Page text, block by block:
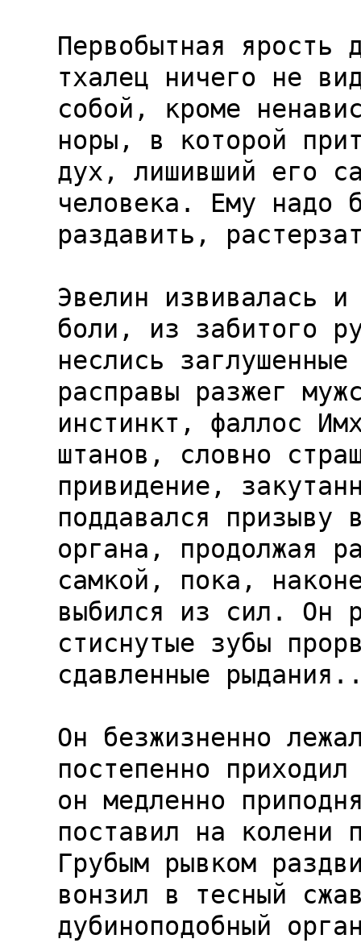
Первобытная ярость
тхалец ничего не
собой, кроме
норы, в которой
дух, лишивший его
человека. Ему надо
раздавить,
Эвелин извивалась
боли, из забитого
неслись
расправы разжег
инстинкт, фаллос
штанов, словно
привидение,
поддавался призыву
органа, продолжая
самкой, пока,
выбился из сил. Он
стиснутые зубы
сдавленные
Он безжизненно
постепенно
он медленно
поставил на колени
Грубым рывком
вонзил в тесный
дубиноподобный